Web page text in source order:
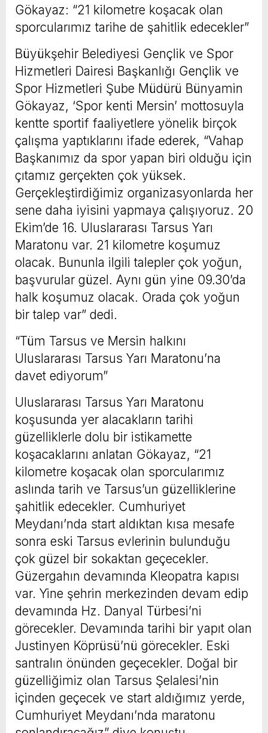
Gökayaz: “21 kilometre koşacak olan
sporcularımız tarihe de şahitlik edecekler”
Büyükşehir Belediyesi Gençlik ve Spor
Hizmetleri Dairesi Başkanlığı Gençlik ve
Spor Hizmetleri Şube Müdürü Bünyamin
Gökayaz, ‘Spor kenti Mersin’ mottosuyla
kentte sportif faaliyetlere yönelik birçok
çalışma yaptıklarını ifade ederek, “Vahap
Başkanımız da spor yapan biri olduğu için
çıtamız gerçekten çok yüksek.
Gerçekleştirdiğimiz organizasyonlarda her
sene daha iyisini yapmaya çalışıyoruz. 20
Ekim’de 16. Uluslararası Tarsus Yarı
Maratonu var. 21 kilometre koşumuz
olacak. Bununla ilgili talepler çok yoğun,
başvurular güzel. Aynı gün yine 09.30’da
halk koşumuz olacak. Orada çok yoğun
bir talep var” dedi.
“Tüm Tarsus ve Mersin halkını
Uluslararası Tarsus Yarı Maratonu’na
davet ediyorum”
Uluslararası Tarsus Yarı Maratonu
koşusunda yer alacakların tarihi
güzelliklerle dolu bir istikamette
koşacaklarını anlatan Gökayaz, “21
kilometre koşacak olan sporcularımız
aslında tarih ve Tarsus’un güzelliklerine
şahitlik edecekler. Cumhuriyet
Meydanı’nda start aldıktan kısa mesafe
sonra eski Tarsus evlerinin bulunduğu
çok güzel bir sokaktan geçecekler.
Güzergahın devamında Kleopatra kapısı
var. Yine şehrin merkezinden devam edip
devamında Hz. Danyal Türbesi’ni
görecekler. Devamında tarihi bir yapıt olan
Justinyen Köprüsü’nü görecekler. Eski
santralın önünden geçecekler. Doğal bir
güzelliğimiz olan Tarsus Şelalesi’nin
içinden geçecek ve start aldığımız yerde,
Cumhuriyet Meydanı’nda maratonu